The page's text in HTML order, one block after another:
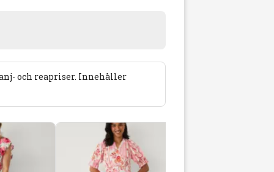
och reapriser. Innehåller